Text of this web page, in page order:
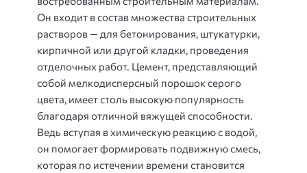
Он входит в состав множества строительных
растворов — для бетонирования, штукатурки,
кирпичной или другой кладки, проведения
отделочных работ. Цемент, представляющий
собой мелкодисперсный порошок серого
цвета, имеет столь высокую популярность
благодаря отличной вяжущей способности.
Ведь вступая в химическую реакцию с водой,
он помогает формировать подвижную смесь,
которая по истечении времени становится